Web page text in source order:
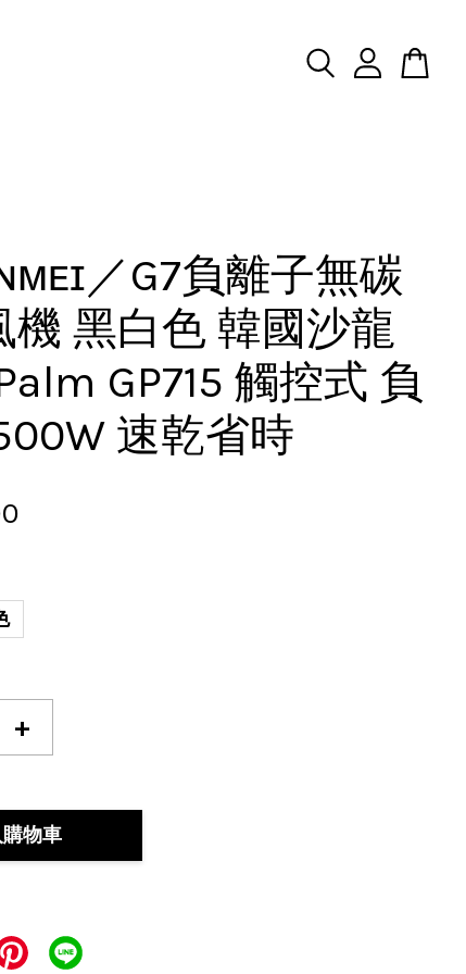
／G7負離子無碳
機 黑白色 韓國沙龍
GP715 觸控式 負
速乾省時
+
物車